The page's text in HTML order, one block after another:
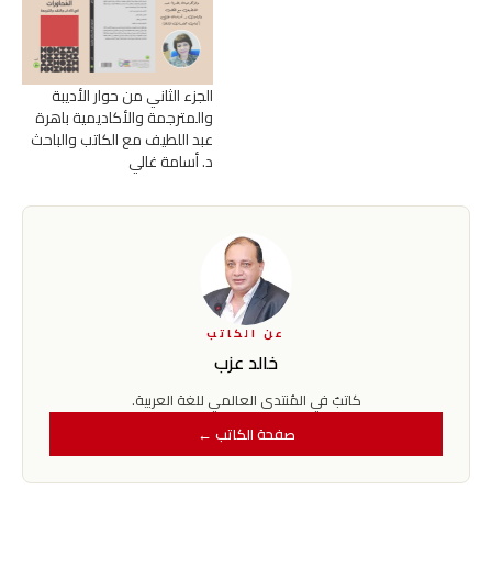
الجزء الثاني من حوار الأديبة
والمترجمة والأكاديمية باهرة
عبد اللطيف مع الكاتب والباحث
د. أسامة غالي
عن الكاتب
خالد عزب
كاتبٌ في المُنتدى العالمي للغة العربية.
صفحة الكاتب ←